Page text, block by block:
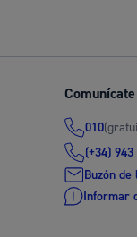
010
(+34)
Buzón
Informar